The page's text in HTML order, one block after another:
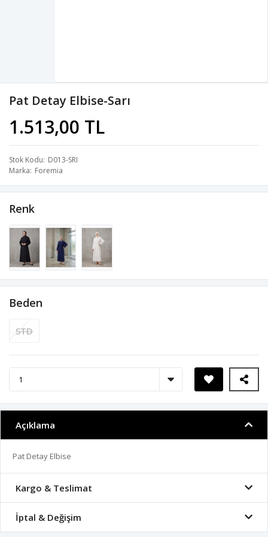
Pat Detay Elbise-Sarı
1.513,00 TL
Stok Kodu D013-SRI
Marka Foremia
Renk
Beden
STD
Açıklama
Pat Detay Elbise
Kargo & Teslimat
İptal & Değişim